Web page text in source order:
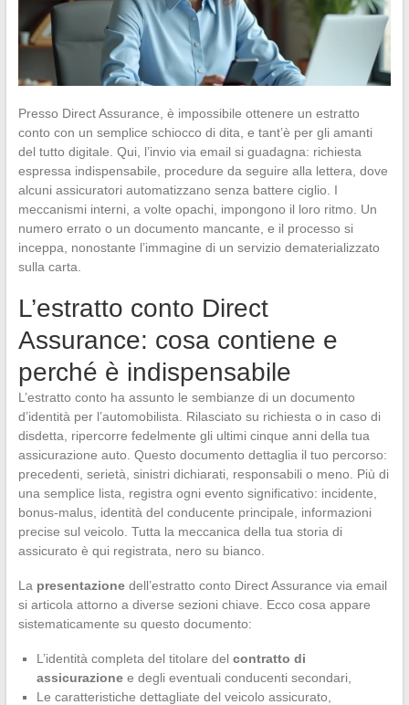
Presso Direct Assurance, è impossibile ottenere un estratto
conto con un semplice schiocco di dita, e tant’è per gli amanti
del tutto digitale. Qui, l’invio via email si guadagna: richiesta
espressa indispensabile, procedure da seguire alla lettera, dove
alcuni assicuratori automatizzano senza battere ciglio. I
meccanismi interni, a volte opachi, impongono il loro ritmo. Un
numero errato o un documento mancante, e il processo si
inceppa, nonostante l’immagine di un servizio dematerializzato
sulla carta.
L’estratto conto Direct
Assurance: cosa contiene e
perché è indispensabile
L’estratto conto ha assunto le sembianze di un documento
d’identità per l’automobilista. Rilasciato su richiesta o in caso di
disdetta, ripercorre fedelmente gli ultimi cinque anni della tua
assicurazione auto. Questo documento dettaglia il tuo percorso:
precedenti, serietà, sinistri dichiarati, responsabili o meno. Più di
una semplice lista, registra ogni evento significativo: incidente,
bonus-malus, identità del conducente principale, informazioni
precise sul veicolo. Tutta la meccanica della tua storia di
assicurato è qui registrata, nero su bianco.
La presentazionedell’estratto conto Direct Assurance via email
si articola attorno a diverse sezioni chiave. Ecco cosa appare
sistematicamente su questo documento:
L’identità completa del titolare del contratto di
assicurazionee degli eventuali conducenti secondari,
Le caratteristiche dettagliate del veicolo assicurato,